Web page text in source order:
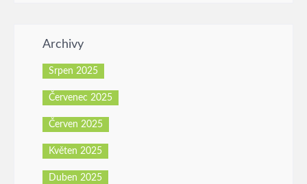
Archivy
Srpen 2025
Červenec 2025
Červen 2025
Květen 2025
Duben 2025